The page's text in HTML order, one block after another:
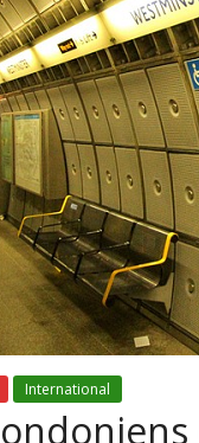
International